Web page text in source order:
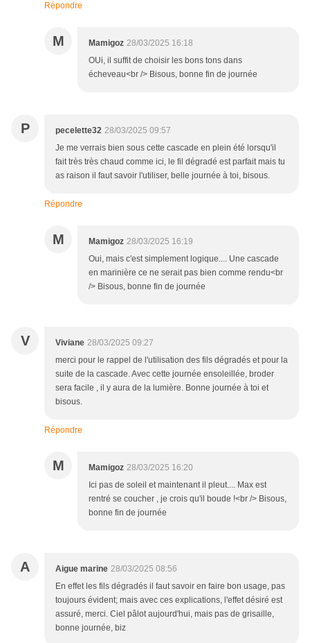
Répondre
M Mamigoz 28/03/2025 16:18
OUi, il suffit de choisir les bons tons dans
écheveau<br /> Bisous, bonne fin de journée
P pecelette32 28/03/2025 09:57
Je me verrais bien sous cette cascade en plein été lorsqu'il
fait très très chaud comme ici, le fil dégradé est parfait mais tu
as raison il faut savoir l'utiliser, belle journée à toi, bisous.
Répondre
M Mamigoz 28/03/2025 16:19
Oui, mais c'est simplement logique.... Une cascade
en marinière ce ne serait pas bien comme rendu<br
/> Bisous, bonne fin de journée
V Viviane 28/03/2025 09:27
merci pour le rappel de l'utilisation des fils dégradés et pour la
suite de la cascade. Avec cette journée ensoleillée, broder
sera facile , il y aura de la lumière. Bonne journée à toi et
bisous.
Répondre
M Mamigoz 28/03/2025 16:20
Ici pas de soleil et maintenant il pleut.... Max est
rentré se coucher , je crois qu'il boude !<br /> Bisous,
bonne fin de journée
A Aigue marine 28/03/2025 08:56
En effet les fils dégradés il faut savoir en faire bon usage, pas
toujours évident; mais avec ces explications, l'effet désiré est
assuré, merci. Ciel pâlot aujourd'hui, mais pas de grisaille,
bonne journée, biz